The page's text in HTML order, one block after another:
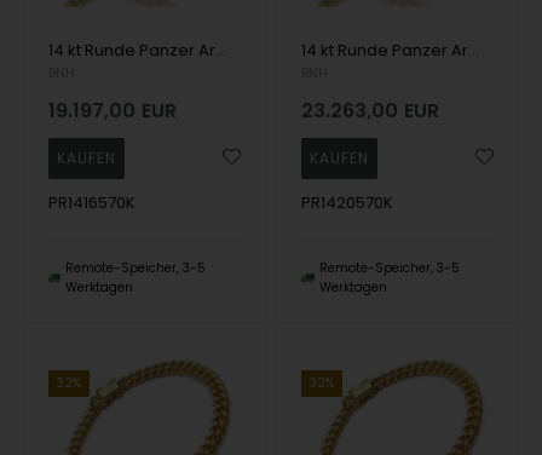
14 kt Runde Panzer Armbänder und Halsketten von Danske BNH
19.197,00 EUR
PR1416570K
Remote-Speicher, 3-5
Werktagen
14 kt Runde Panzer Armbänder und Halsketten von Danske BNH
23.263,00 EUR
PR1420570K
Remote-Speicher, 3-5
Werktagen
32% 32%